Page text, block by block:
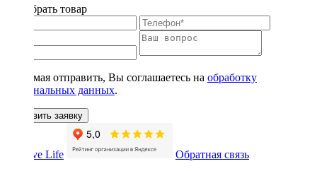
Подобрать товар
Нажимая отправить, Вы соглашаетесь на обработку
персональных данных.
Оставить заявку
Обратная связь